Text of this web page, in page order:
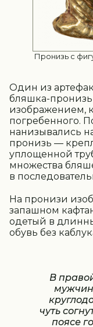
Пронизь с
Один из
бляшка-пронизь
изображением,
погребенного.
нанизывались
пронизь —
уплощенной
множества
в
На пронизи
запашном
одетый в
обувь без
В
чуть
поясе